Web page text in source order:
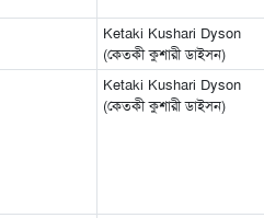
Ketaki Kushari Dyson
(কেতকী কুশারী ডাইসন)
Ketaki Kushari Dyson
(কেতকী কুশারী ডাইসন)